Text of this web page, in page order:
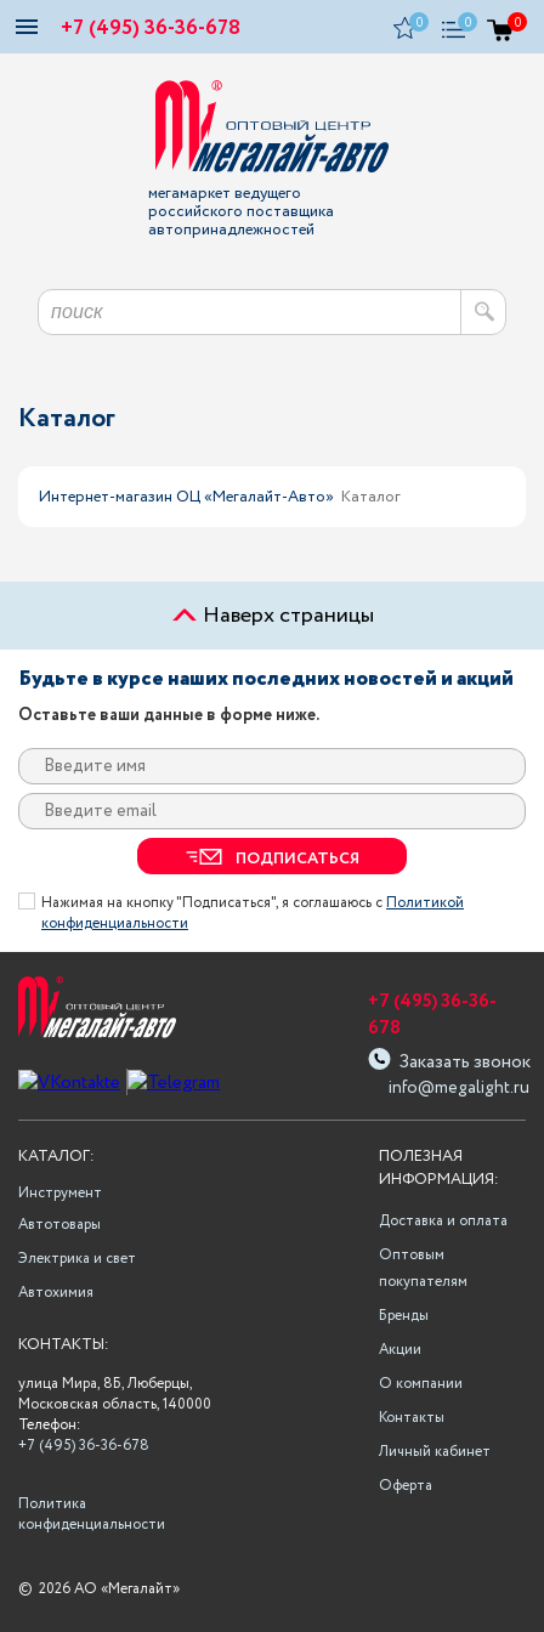
+7 (495) 36-36-678 0 0 0
мегамаркет ведущего
российского поставщика
автопринадлежностей
Каталог
Интернет-магазин ОЦ «Мегалайт-Авто» Каталог
Наверх страницы
Будьте в курсе наших последних новостей и акций
Оставьте ваши данные в форме ниже.
ПОДПИСАТЬСЯ
Нажимая на кнопку "Подписаться", я соглашаюсь сПолитикой
конфиденциальности
info@megalight.ru
+7 (495) 36-36-
678
Заказать звонок
ПОЛЕЗНАЯ
ИНФОРМАЦИЯ:
Доставка и оплата
Оптовым
покупателям
Бренды
Акции
О компании
Контакты
Личный кабинет
Оферта
КАТАЛОГ:
Инструмент
Автотовары
Электрика и свет
Автохимия
КОНТАКТЫ:
улица Мира, 8Б, Люберцы,
Московская область, 140000
Телефон:
+7 (495) 36-36-678
Политика
конфиденциальности
© 2026 АО «Мегалайт»